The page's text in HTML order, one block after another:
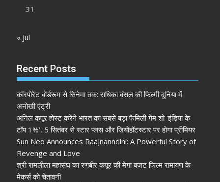
31
« Jul
Recent Posts
कॉरपोरेट बोर्डरूम से सिनेमा तक: राधिका बंसल की फिल्मी दुनिया में
अनोखी एंट्री
अनिल कपूर होस्ट करेंगे भारत का सबसे बड़ा फैमिली गेम शो ‘इंडिया के
टॉप 1%’, 5 सितंबर से स्टार प्लस और जियोहॉटस्टार पर होगा प्रीमियर
Sun Neo Announces Raajnanndini: A Powerful Story of
Revenge and Love
श्री रामलीला महासंघ का रणबीर कपूर की मेगा बजट फिल्म रामायण के
मेकर्स को चेतावनी